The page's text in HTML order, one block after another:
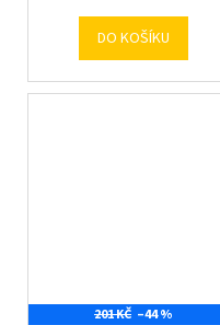
DO KOŠÍKU
201 KČ –44 %